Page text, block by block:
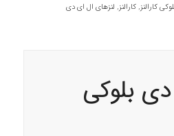
کارالنز, کارالنز, لنزهای ال ای دی
بلوکی